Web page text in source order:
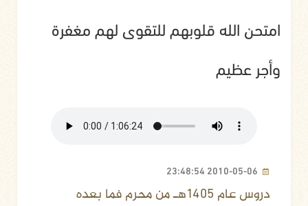
امتحن الله قلوبهم للتقوى لهم مغفرة
وأجر عظيم
2010-05-06 23:48:54
دروس عام 1405هـ من محرم فما بعده